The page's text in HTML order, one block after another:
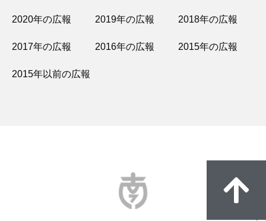
2020年の広報 2019年の広報 2018年の広報
2017年の広報 2016年の広報 2015年の広報
2015年以前の広報